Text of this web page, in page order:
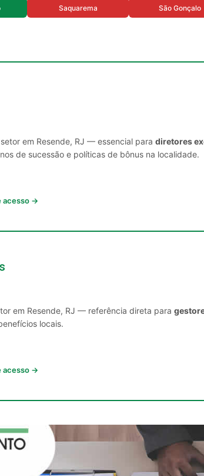
Saquarema São Gonçalo
em Resende, RJ — essencial para diretores
de sucessão e políticas de bônus na localidade.
acesso →
em Resende, RJ — referência direta para
locais.
acesso →